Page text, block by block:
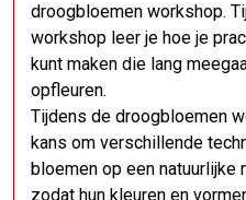
droogbloemen workshop.
workshop leer je hoe je
kunt maken die lang
opfleuren.
Tijdens de droogbloemen
kans om verschillende
bloemen op een natuurlijke
zodat hun kleuren en